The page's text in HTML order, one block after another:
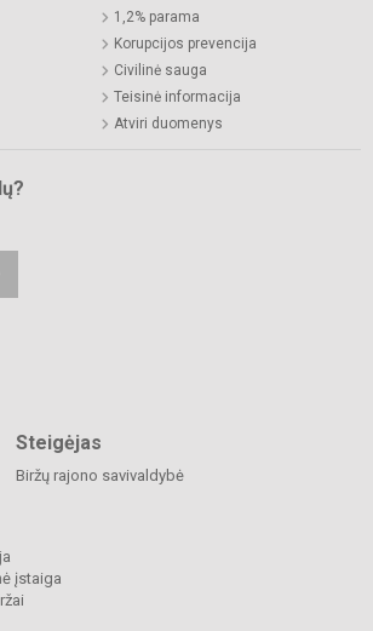
1,2% parama
Korupcijos prevencija
Civilinė sauga
Teisinė informacija
Atviri duomenys
Steigėjas
Biržų rajono savivaldybė
įstaiga